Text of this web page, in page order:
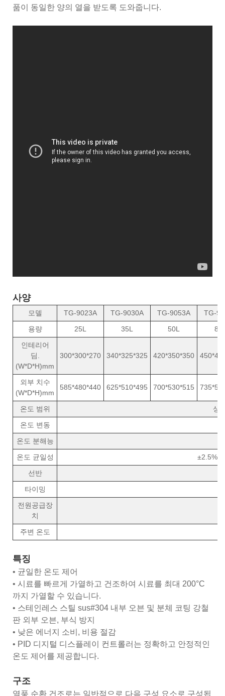
품이 동일한 양의 열을 받도록 도와줍니다.
사양
모델 TG-9023A TG-9030A TG-9053A
TG-
용량
25L 35L 50L
인테리어
딤.
(W*D*H)mm
300*300*270 340*325*325 420*350*350
외부 치수
(W*D*H)mm
585*480*440 625*510*495 700*530*515
온도 범위
상
온도 변동
온도 분해능
온도 균일성
±2.5% (
선반
타이밍
전원공급장
치
주변 온도
특징
• 균일한 온도 제어
• 시료를 빠르게 가열하고 건조하여 시료를 최대 200°C
까지 가열할 수 있습니다.
• 스테인레스 스틸 sus#304 내부 오븐 및 분체 코팅 강철
판 외부 오븐, 부식 방지
• 낮은 에너지 소비, 비용 절감
• PID 디지털 디스플레이 컨트롤러는 정확하고 안정적인
온도 제어를 제공합니다.
구조
열풍 순환 건조로는 일반적으로 다음 구성 요소로 구성됩